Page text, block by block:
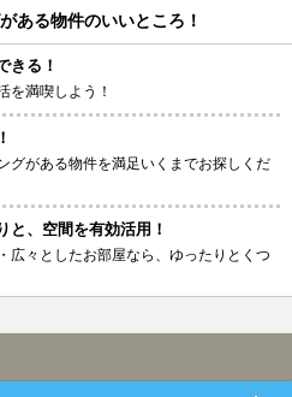
ある物件のいいところ！
きる！
を満喫しよう！
グがある物件を満足いくまでお探しくだ
と、空間を有効活用！
広々としたお部屋なら、ゆったりとくつ